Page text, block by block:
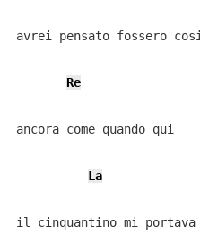
avrei pensato fossero cosi
Re
ancora come quando qui
La
il cinquantino mi